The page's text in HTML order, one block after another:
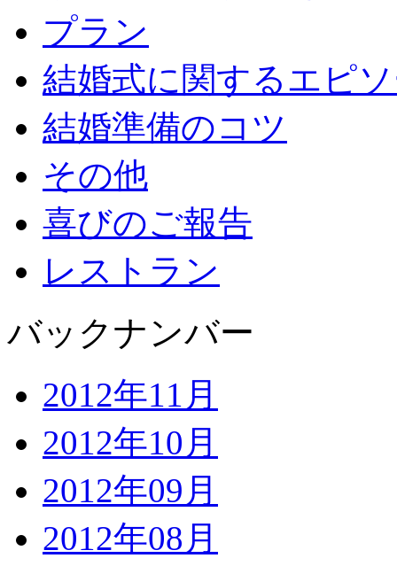
プラン
結婚式に関するエピ
結婚準備のコツ
その他
喜びのご報告
レストラン
バックナンバー
2012年11月
2012年10月
2012年09月
2012年08月